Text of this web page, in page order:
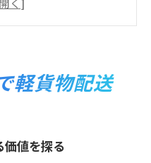
配送のリアル体験
物配送自立体験の流
軽貨物配送
値を探る